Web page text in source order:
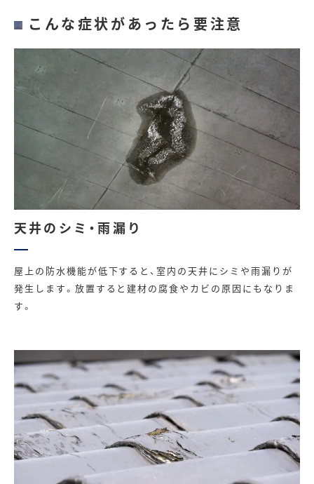
こんな症状があったら要注意
天井のシミ・雨漏り
屋上の防水機能が低下すると、室内の天井にシミや雨漏りが
発生します。放置すると建材の腐食やカビの原因にもなりま
す。